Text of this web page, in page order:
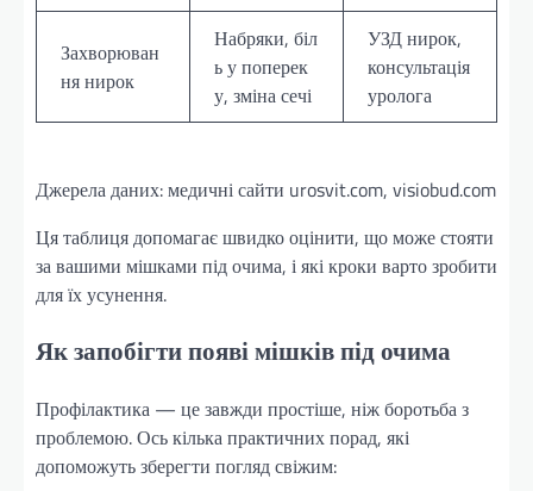
Захворюван
ня нирок
Набряки, біл
ь у поперек
у, зміна сечі
УЗД нирок,
консультація
уролога
Джерела даних: медичні сайти urosvit.com, visiobud.com
Ця таблиця допомагає швидко оцінити, що може стояти
за вашими мішками під очима, і які кроки варто зробити
для їх усунення.
Як запобігти появі мішків під очима
Профілактика — це завжди простіше, ніж боротьба з
проблемою. Ось кілька практичних порад, які
допоможуть зберегти погляд свіжим: